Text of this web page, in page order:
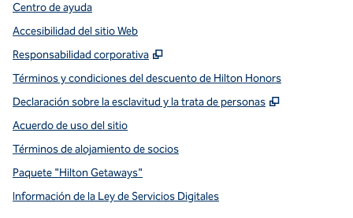
Centro de ayuda
Accesibilidad del sitio Web
Responsabilidad corporativa
,
Términos y condiciones del descuento de Hilton Honors
Declaración sobre la esclavitud y la trata de personas
,
Acuerdo de uso del sitio
Términos de alojamiento de socios
Paquete "Hilton Getaways"
Información de la Ley de Servicios Digitales